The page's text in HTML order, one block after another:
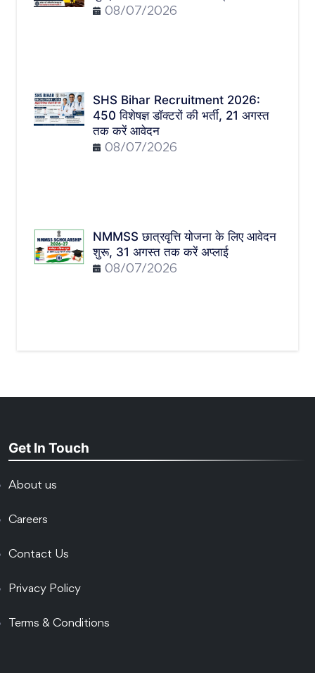
08/07/2026
SHS Bihar Recruitment 2026:
450 विशेषज्ञ डॉक्टरों की भर्ती, 21 अगस्त
तक करें आवेदन
08/07/2026
NMMSS छात्रवृत्ति योजना के लिए आवेदन
शुरू, 31 अगस्त तक करें अप्लाई
08/07/2026
Get In Touch
About us
Careers
Contact Us
Privacy Policy
Terms & Conditions